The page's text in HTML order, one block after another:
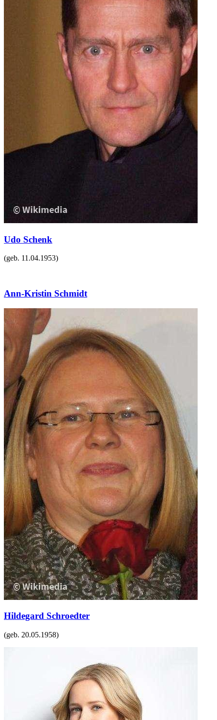
Udo Schenk
(geb. 11.04.1953)
Ann-Kristin Schmidt
Hildegard Schroedter
(geb. 20.05.1958)